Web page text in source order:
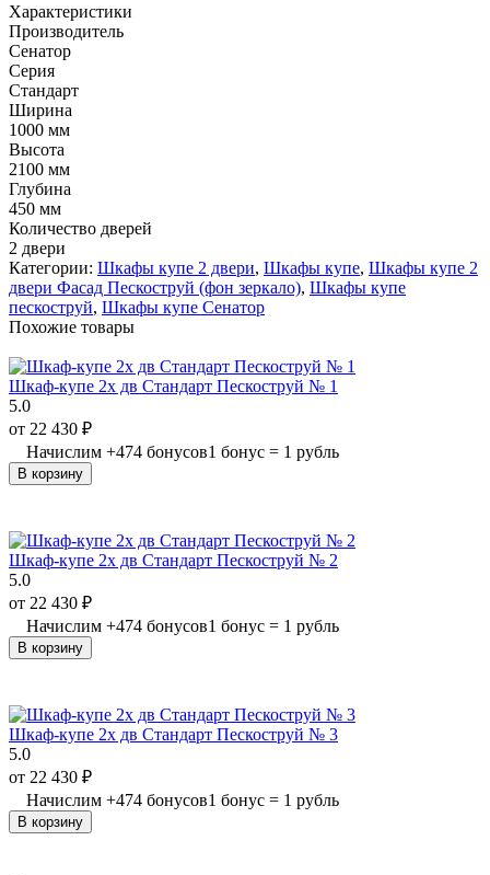
Характеристики
Производитель
Сенатор
Серия
Стандарт
Ширина
1000 мм
Высота
2100 мм
Глубина
450 мм
Количество дверей
2 двери
Категории: Шкафы купе 2 двери, Шкафы купе, Шкафы купе 2
двери Фасад Пескоструй (фон зеркало), Шкафы купе
пескоструй, Шкафы купе Сенатор
Похожие товары
Шкаф-купе 2х дв Стандарт Пескоструй № 1
5.0
от 22 430 ₽
Начислим +474 бонусов1 бонус = 1 рубль
В корзину
Шкаф-купе 2х дв Стандарт Пескоструй № 2
5.0
от 22 430 ₽
Начислим +474 бонусов1 бонус = 1 рубль
В корзину
Шкаф-купе 2х дв Стандарт Пескоструй № 3
5.0
от 22 430 ₽
Начислим +474 бонусов1 бонус = 1 рубль
В корзину